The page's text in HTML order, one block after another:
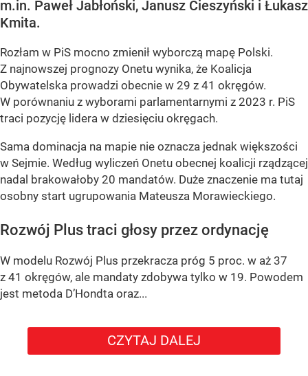
m.in. Paweł Jabłoński, Janusz Cieszyński i Łukasz
Kmita.
Rozłam w PiS mocno zmienił wyborczą mapę Polski.
Z najnowszej prognozy Onetu wynika, że Koalicja
Obywatelska prowadzi obecnie w 29 z 41 okręgów.
W porównaniu z wyborami parlamentarnymi z 2023 r. PiS
traci pozycję lidera w dziesięciu okręgach.
Sama dominacja na mapie nie oznacza jednak większości
w Sejmie. Według wyliczeń Onetu obecnej koalicji rządzącej
nadal brakowałoby 20 mandatów. Duże znaczenie ma tutaj
osobny start ugrupowania Mateusza Morawieckiego.
Rozwój Plus traci głosy przez ordynację
W modelu Rozwój Plus przekracza próg 5 proc. w aż 37
z 41 okręgów, ale mandaty zdobywa tylko w 19. Powodem
jest metoda D’Hondta oraz...
CZYTAJ DALEJ